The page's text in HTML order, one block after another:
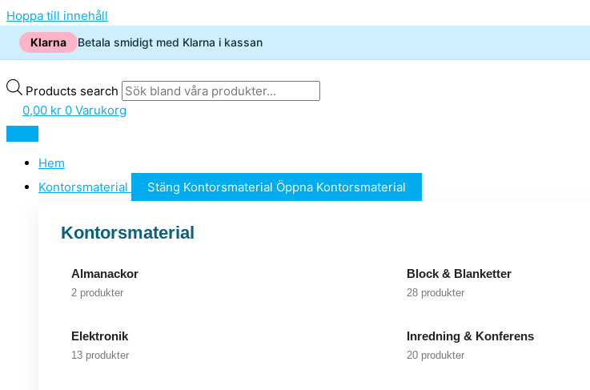
Hoppa till innehåll
Klarna Betala smidigt med Klarna i kassan
Products search
0,00 kr 0 Varukorg
Hem
Kontorsmaterial
Stäng Kontorsmaterial Öppna Kontorsmaterial
Kontorsmaterial
Almanackor
2 produkter
Block & Blanketter
28 produkter
Elektronik
13 produkter
Inredning & Konferens
20 produkter